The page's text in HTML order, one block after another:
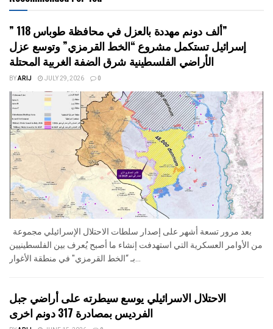
” 118 ألف دونم مهددة بالعزل في محافظة طوباس”
إسرائيل تستكمل مشروع “الخط القرمزي” وتوسع عزل
الأراضي الفلسطينية شرق الضفة الغربية المحتلة
BYARIJ JULY 29, 2026 0
من الأوامر العسكرية التي استهدفت إنشاء ما أصبح يُعرف بين الفلسطينيين
بـ “الخط القرمزي" في منطقة الأغوار...
الاحتلال الاسرائيلي يوسع سيطرته على أراضي جبل
الفرديس بمصادرة 317 دونم اخرى